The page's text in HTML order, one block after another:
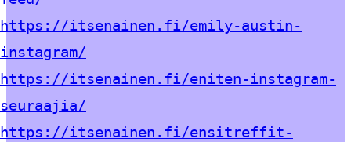
https://itsenainen.fi/emily-austin-
instagram/
https://itsenainen.fi/eniten-instagram-
seuraajia/
https://itsenainen.fi/ensitreffit-